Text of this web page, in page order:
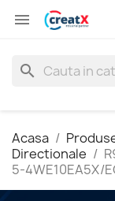

search
Acasa
Directionale
5-4WE10EA5X/